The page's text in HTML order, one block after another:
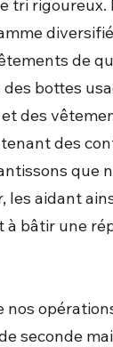
tri rigoureux.
de
bottes
des
des
que
les aidant
à bâtir une
seconde